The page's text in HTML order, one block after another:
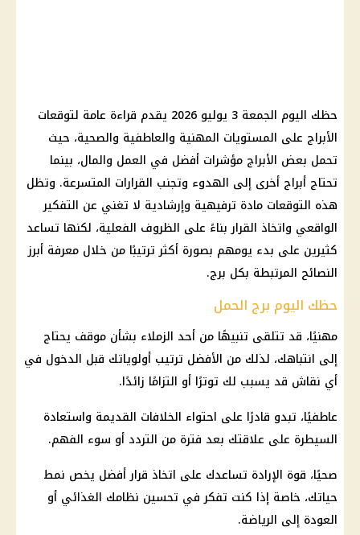
حظك اليوم الجمعة 3 يوليو 2026 يقدم قراءة عامة لتوقعات
الأبراج على المستويات المهنية والعاطفية والصحية، حيث
تحمل بعض الأبراج مؤشرات أفضل في العمل والمال، بينما
تحتاج أبراج أخرى إلى الهدوء وتجنب القرارات المتسرعة. وتظل
هذه التوقعات مادة ترفيهية وإرشادية لا تغني عن التفكير
الواقعي واتخاذ القرار بناءً على الظروف الفعلية، لكنها تساعد
كثيرين على بدء يومهم بصورة أكثر ترتيبًا من خلال معرفة أبرز
النصائح المرتبطة بكل برج.
حظك اليوم برج الحمل
مهنيًا، قد تتلقى تنبيهًا من أحد الزملاء بشأن موقف يحتاج
إلى انتباهك، لذلك من الأفضل ترتيب أولوياتك قبل الدخول في
أي نقاش قد يسبب لك توترًا أو التزامًا زائدًا.
عاطفيًا، تبدو قادرًا على احتواء الخلافات القديمة واستعادة
السيطرة على علاقتك بعد فترة من التردد أو سوء الفهم.
صحيًا، قوة الإرادة تساعدك على اتخاذ قرار أفضل يخص نمط
حياتك، خاصة إذا كنت تفكر في تحسين نظامك الغذائي أو
العودة إلى الرياضة.